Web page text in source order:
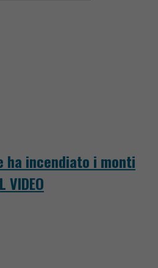
ha incendiato i monti